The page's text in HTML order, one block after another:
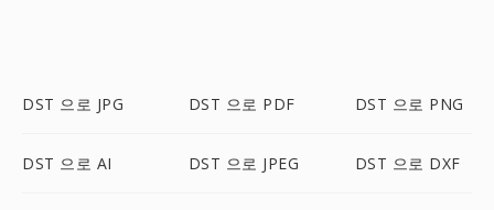
DST 으로 JPG DST 으로 PDF DST 으로 PNG
DST 으로 AI DST 으로 JPEG DST 으로 DXF